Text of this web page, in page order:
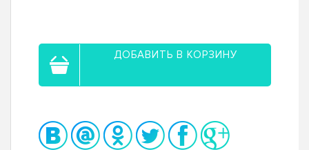
ДОБАВИТЬ В КОРЗИНУ